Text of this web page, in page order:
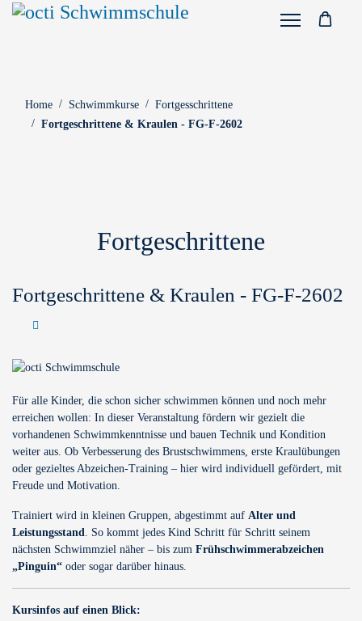
Home Schwimmkurse
Fortgesschrittene
Fortgeschrittene & Kraulen - FG-F-2602
Fortgeschrittene
Fortgeschrittene & Kraulen - FG-F-2602
Für alle Kinder, die schon sicher schwimmen können und noch mehr
erreichen wollen: In dieser Veranstaltung fördern wir gezielt die
vorhandenen Schwimmkenntnisse und bauen Technik und Kondition
weiter aus. Ob Verbesserung des Brustschwimmens, erste Kraulübungen
oder gezieltes Abzeichen-Training – hier wird individuell gefördert, mit
Freude und Motivation.
Trainiert wird in kleinen Gruppen, abgestimmt auf Alter und
Leistungsstand. So kommt jedes Kind Schritt für Schritt seinem
nächsten Schwimmziel näher – bis zum Frühschwimmerabzeichen
„Pinguin“ oder sogar darüber hinaus.
Kursinfos auf einen Blick: